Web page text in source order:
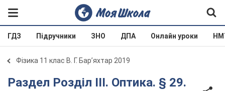
ГДЗ Підручники ЗНО ДПА Онлайн уроки
Фізика 11 клас В. Г. Бар’яхтар 2019
Раздел Розділ III. Оптика. § 29.